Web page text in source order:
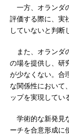
一方、オランダ
評価する際に、実
していないと判断
また、オランダ
の場を提供し、研
が少なくない。合
な関係性において
ップを実現してい
学術的な新発見
ーチを合意形成に